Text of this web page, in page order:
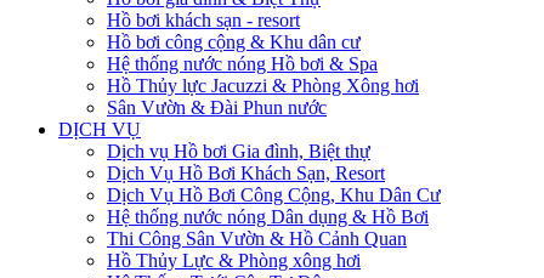
Hồ bơi khách sạn - resort
Hồ bơi công cộng & Khu dân cư
Hệ thống nước nóng Hồ bơi & Spa
Hồ Thủy lực Jacuzzi & Phòng Xông hơi
Sân Vườn & Đài Phun nước
DỊCH VỤ
Dịch vụ Hồ bơi Gia đình, Biệt thự
Dịch Vụ Hồ Bơi Khách Sạn, Resort
Dịch Vụ Hồ Bơi Công Cộng, Khu Dân Cư
Hệ thống nước nóng Dân dụng & Hồ Bơi
Thi Công Sân Vườn & Hồ Cảnh Quan
Hồ Thủy Lực & Phòng xông hơi